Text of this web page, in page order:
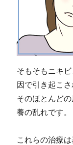
そもそもニキ
因で引き起こさ
そのほとんど
養の乱れです。
これらの治療